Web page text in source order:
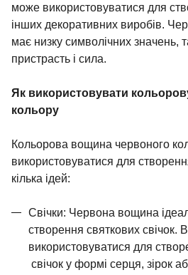
може використовуватися для
інших декоративних виробів.
має низку символічних значень,
пристрасть і сила.
Як використовувати
кольору
Кольорова вощина червоного
використовуватися для
кілька ідей:
Свічки: Червона вощина
створення святкових свічок.
використовуватися для
свічок у формі серця, зірок